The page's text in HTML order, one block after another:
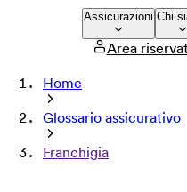
Company
Press
Careers
Assicurazioni Chi
Area
Home
Glossario assicurativo
Franchigia